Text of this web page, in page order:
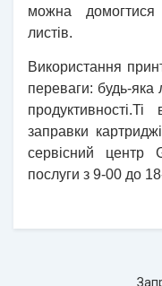
можна домогтися
листів.
Використання
переваги: будь-
продуктивності.Ti
заправки
сервісний центр
послуги з 9-00 до